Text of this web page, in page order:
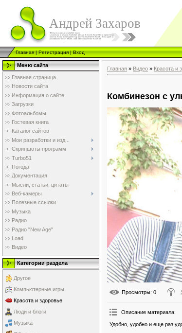
Андрей Захаров
Главная|Регистрация|Вход
Меню сайта
Главная страница
Новости сайта
Информация о сайте
Загрузки
Фотоальбомы
Гостевая книга
Каталог сайтов
Мои разработки и изд...
Скриншоты программ
Turbo51
Погода
Документация
Мысли, статьи, цитаты
Веб-камеры
Полезные ссылки
Музыка
Радио
Радио "New Age"
Load
Видео
Категории раздела
Другое
Компьютерные игры
Красота и здоровье
Люди и блоги
Музыка
Главная » Видео » Красота и
Комбинезон с
Просмотры: 0
Описание материала:
Удобно, удобно и еще раз